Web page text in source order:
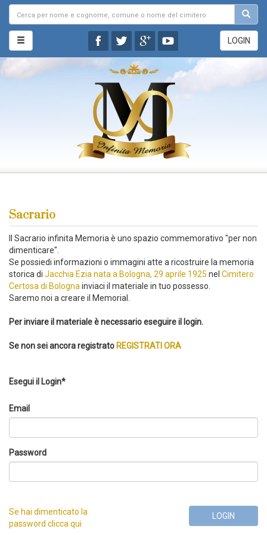
LOGIN
Sacrario
Il Sacrario infinita Memoria è uno spazio commemorativo "per non
dimenticare".
Se possiedi informazioni o immagini atte a ricostruire la memoria
storica di Jacchia Ezia nata a Bologna, 29 aprile 1925 nel Cimitero
Certosa di Bologna inviaci il materiale in tuo possesso.
Saremo noi a creare il Memorial.
Per inviare il materiale è necessario eseguire il login.
Se non sei ancora registrato REGISTRATI ORA
Esegui il Login*
Email
Password
Se hai dimenticato la
password clicca qui
LOGIN